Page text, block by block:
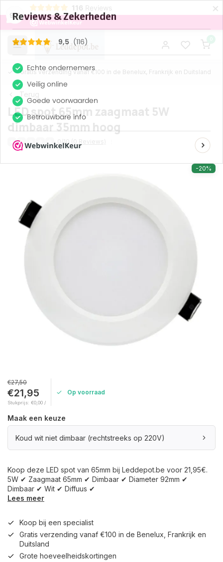
9,5
116 Reviews ×
0
Gratis verzending vanaf €100 in de Benelux, Frankrijk en Duitsland
Terug
LED spot 65mm zaagmaat 5W
dimbaar 35mm hoog
0/10 (0 Reviews)
-20%
€27,50
€21,95
Stukprijs: €0,00 /
Op voorraad
Maak een keuze
Koud wit niet dimbaar (rechtstreeks op 220V)
Koop deze LED spot van 65mm bij Leddepot.be voor 21,95€.
5W ✔ Zaagmaat 65mm ✔ Dimbaar ✔ Diameter 92mm ✔
Dimbaar ✔ Wit ✔ Diffuus ✔
Lees meer
Koop bij een specialist
Gratis verzending vanaf €100 in de Benelux, Frankrijk en
Duitsland
Grote hoeveelheidskortingen